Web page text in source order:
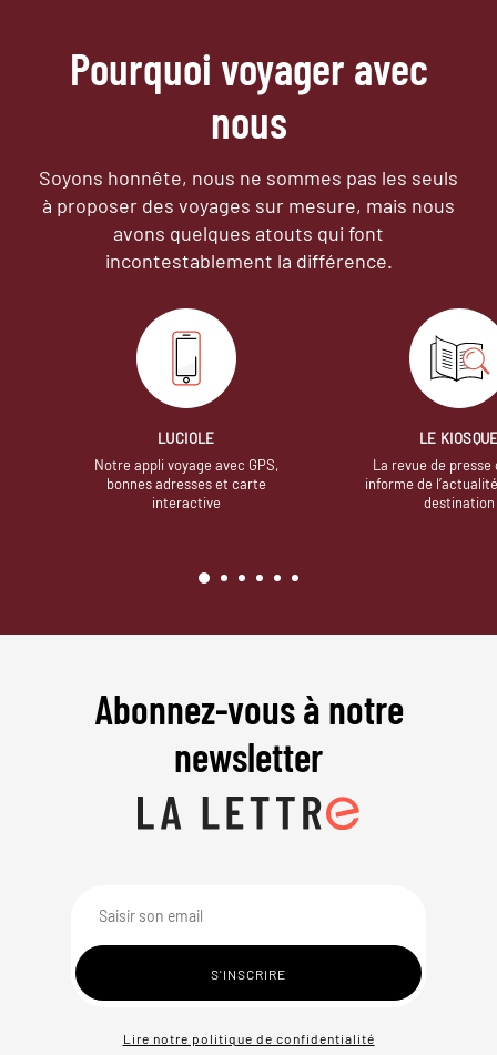
Pourquoi voyager avec
nous
Soyons honnête, nous ne sommes pas les seuls
à proposer des voyages sur mesure, mais nous
avons quelques atouts qui font
incontestablement la différence.
LUCIOLE
Notre appli voyage avec GPS,
bonnes adresses et carte
interactive
LE
La revue de presse
informe de
destination
Abonnez-vous à notre
newsletter
Lire notre politique de confidentialité